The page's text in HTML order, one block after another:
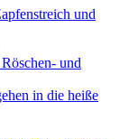
und
und
in die heiße